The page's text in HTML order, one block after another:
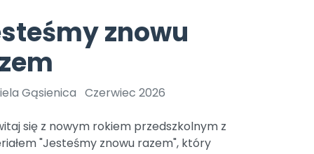
Promocje
czerwca 2024 r. uzyskała
r. Nr decyzji:
Online.
Bliżej Pieska
Pomoc zwierzętom
Książka (dla) Przedszkolaka
TikTok
Zobacz nas na TikToku
YouTube
znowu
Gąsienica Czerwiec 2026
się z nowym rokiem przedszkolnym z
"Jesteśmy znowu razem", który